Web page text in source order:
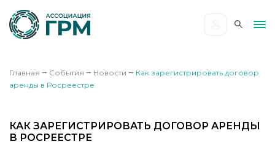
Главная ⭢ События ⭢ Новости ⭢ Как зарегистрировать договор
аренды в Росреестре
КАК ЗАРЕГИСТРИРОВАТЬ ДОГОВОР АРЕНДЫ
В РОСРЕЕСТРЕ